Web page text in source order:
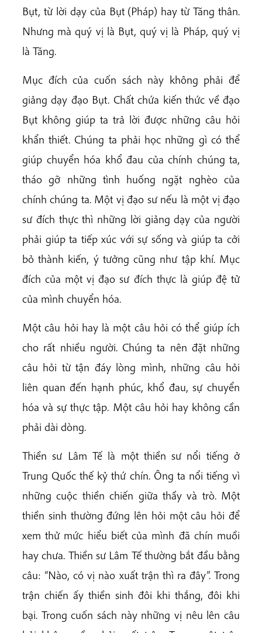
Bụt, từ lời dạy của Bụt (Pháp) hay từ Tăng thân.
Nhưng mà quý vị là Bụt, quý vị là Pháp, quý vị
là Tăng.
Mục đích của cuốn sách này không phải để
giảng dạy đạo Bụt. Chất chứa kiến thức về đạo
Bụt không giúp ta trả lời được những câu hỏi
khẩn thiết. Chúng ta phải học những gì có thể
giúp chuyển hóa khổ đau của chính chúng ta,
tháo gỡ những tình huống ngặt nghèo của
chính chúng ta. Một vị đạo sư nếu là một vị đạo
sư đích thực thì những lời giảng dạy của người
phải giúp ta tiếp xúc với sự sống và giúp ta cởi
bỏ thành kiến, ý tưởng cũng như tập khí. Mục
đích của một vị đạo sư đích thực là giúp đệ tử
của mình chuyển hóa.
Một câu hỏi hay là một câu hỏi có thể giúp ích
cho rất nhiều người. Chúng ta nên đặt những
câu hỏi từ tận đáy lòng mình, những câu hỏi
liên quan đến hạnh phúc, khổ đau, sự chuyển
hóa và sự thực tập. Một câu hỏi hay không cần
phải dài dòng.
Thiền sư Lâm Tế là một thiền sư nổi tiếng ở
Trung Quốc thế kỷ thứ chín. Ông ta nổi tiếng vì
những cuộc thiền chiến giữa thầy và trò. Một
thiền sinh thường đứng lên hỏi một câu hỏi để
xem thử mức hiểu biết của mình đã chín muồi
hay chưa. Thiền sư Lâm Tế thường bắt đầu bằng
câu: “Nào, có vị nào xuất trận thì ra đây”. Trong
trận chiến ấy thiền sinh đôi khi thắng, đôi khi
bại. Trong cuốn sách này những vị nêu lên câu